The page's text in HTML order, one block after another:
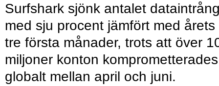
Surfshark sjönk antalet
med sju procent jämfört med årets
tre första månader, trots att över
miljoner konton komprometterades
globalt mellan april och juni.